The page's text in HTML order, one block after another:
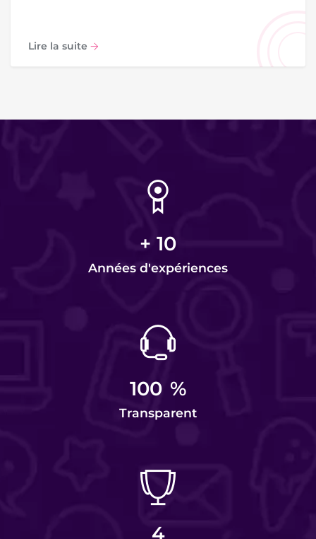
Lire la suite
+ 10
Années d'expériences
100 %
Transparent
4